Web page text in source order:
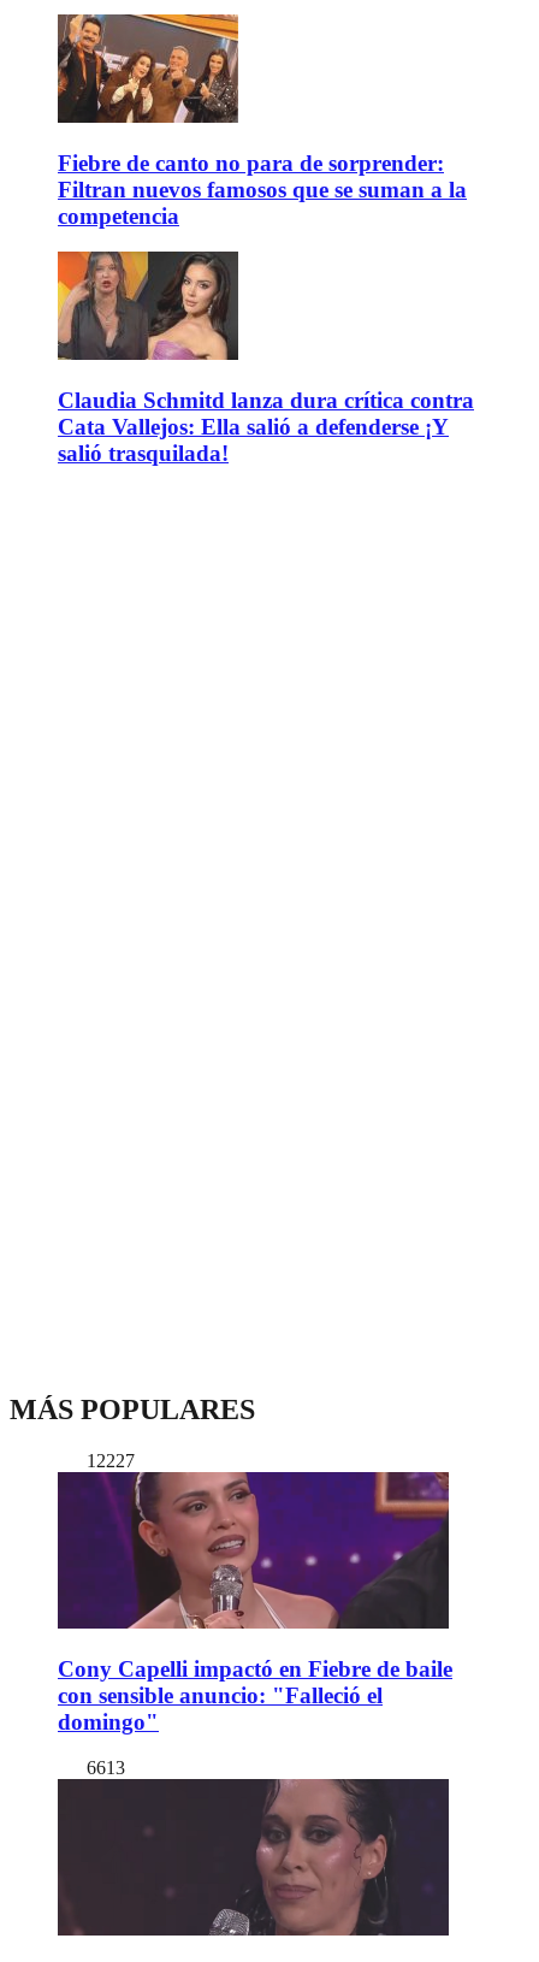
Fiebre de canto no para de sorprender:
Filtran nuevos famosos que se suman a la
competencia
Claudia Schmitd lanza dura crítica contra
Cata Vallejos: Ella salió a defenderse ¡Y
salió trasquilada!
MÁS POPULARES
12227
Cony Capelli impactó en Fiebre de baile
con sensible anuncio: "Falleció el
domingo"
6613